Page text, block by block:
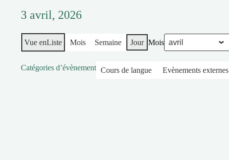
3 avril, 2026
Vue enListe Mois Semaine Jour Mois
Catégories d’évènement Cours de langue Evènements externes